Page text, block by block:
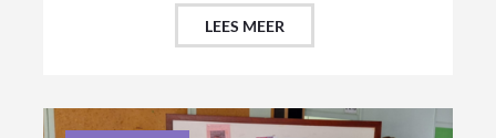
LEES MEER